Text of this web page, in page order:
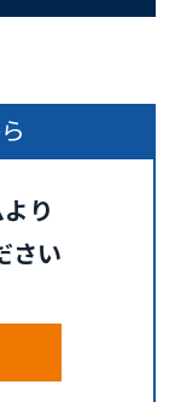
り
さい